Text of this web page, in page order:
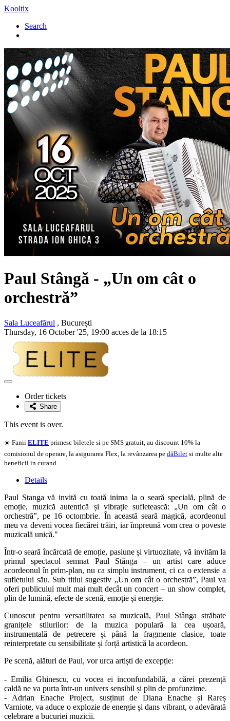
Kooltix
Search
Paul Stângă - „Un om cât o
orchestră”
Sala Luceafărul , București
Thursday, 16 October '25, 19:00 acces de la 18:15
Adaugă
favoriteOrder tickets
Share
This event is over.
☀️ Fanii ELITE primesc biletele si pe SMS gratuit, au discount 10% la
comisionul de operare, la asigurarea Flex, la revânzarea pe dăBilet si multe alte
beneficii in curand.
Details
Paul Stanga vă invită cu toată inima la o seară specială, plină de
emoție, muzică autentică și vibrație sufletească: „Un om cât o
orchestră”, pe 16 octombrie. În această seară magică, acordeonul
meu va deveni vocea fiecărei trăiri, iar împreună vom crea o poveste
muzicală unică."
Într-o seară încărcată de emoție, pasiune și virtuozitate, vă invităm la
primul spectacol semnat Paul Stânga – un artist care aduce
acordeonul în prim-plan, nu ca simplu instrument, ci ca o extensie a
sufletului său. Sub titlul sugestiv „Un om cât o orchestră”, Paul va
oferi publicului mult mai mult decât un concert – un show complet,
plin de lumină, efecte de scenă, emoție și energie.
Cunoscut pentru versatilitatea sa muzicală, Paul Stânga străbate
granițele stilurilor: de la muzica populară la cea ușoară,
instrumentală de petrecere și până la fragmente clasice, toate
reinterpretate cu sensibilitate și forță artistică la acordeon.
Pe scenă, alături de Paul, vor urca artiști de excepție:
- Emilia Ghinescu, cu vocea ei inconfundabilă, a cărei prezență
caldă ne va purta într-un univers sensibil și plin de profunzime.
- Adrian Enache Project, susținut de Diana Enache și Rareș
Varniote, va aduce o explozie de energie și dans vibrant, o adevărată
celebrare a bucuriei muzicii.